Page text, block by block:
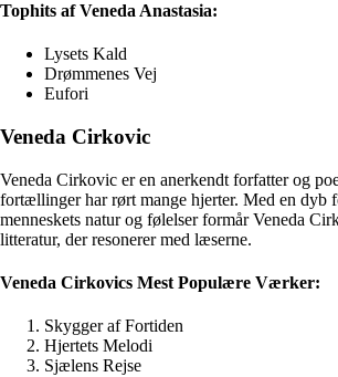
Tophits af Veneda Anastasia:
Lysets Kald
Drømmenes Vej
Eufori
Veneda Cirkovic
Veneda Cirkovic er en anerkendt forfatter og
fortællinger har rørt mange hjerter. Med en dyb
menneskets natur og følelser formår Veneda
litteratur, der resonerer med læserne.
Veneda Cirkovics Mest Populære Værker:
Skygger af Fortiden
Hjertets Melodi
Sjælens Rejse